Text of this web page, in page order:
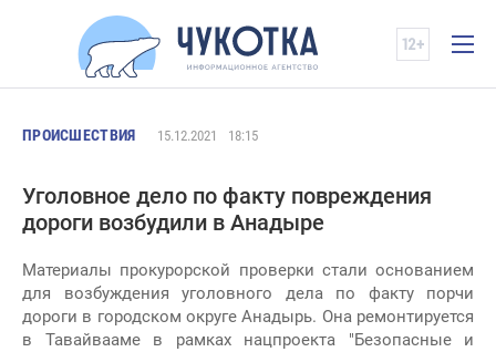
ПРОИСШЕСТВИЯ 15.12.2021 18:15
Уголовное дело по факту повреждения
дороги возбудили в Анадыре
Материалы прокурорской проверки стали основанием
для возбуждения уголовного дела по факту порчи
дороги в городском округе Анадырь. Она ремонтируется
в Тавайвааме в рамках нацпроекта "Безопасные и